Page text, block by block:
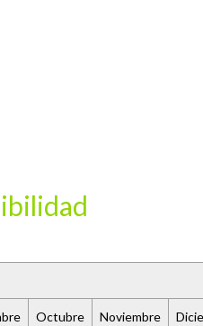
Octubre Noviembre